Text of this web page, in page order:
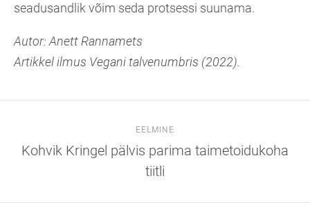
seadusandlik võim seda protsessi suunama.
Autor: Anett Rannamets
Artikkel ilmus Vegani talvenumbris (2022).
EELMINE
Kohvik Kringel pälvis parima taimetoidukoha
tiitli